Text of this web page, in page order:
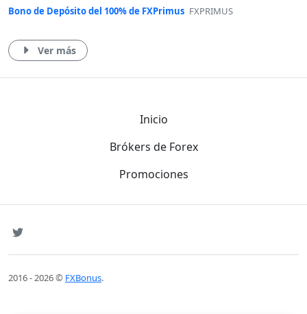
Bono de Depósito del 100% de FXPrimus FXPRIMUS
Ver más
Inicio
Brókers de Forex
Promociones
SNS
2016 - 2026 © FXBonus.